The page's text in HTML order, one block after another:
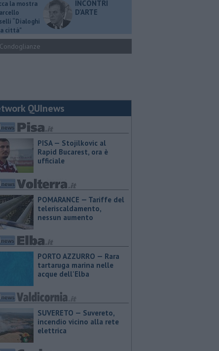
la mostra
“Dialoghi
città"
INCONTRI
D'ARTE
Condoglianze
QUInews
PISA — Stojilkovic al
Rapid Bucarest, ora è
ufficiale
POMARANCE — Tariffe del
teleriscaldamento,
nessun aumento
PORTO AZZURRO — Rara
tartaruga marina nelle
acque dell'Elba
SUVERETO — Suvereto,
incendio vicino alla rete
elettrica